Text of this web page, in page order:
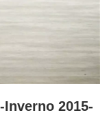
Inverno 2015-